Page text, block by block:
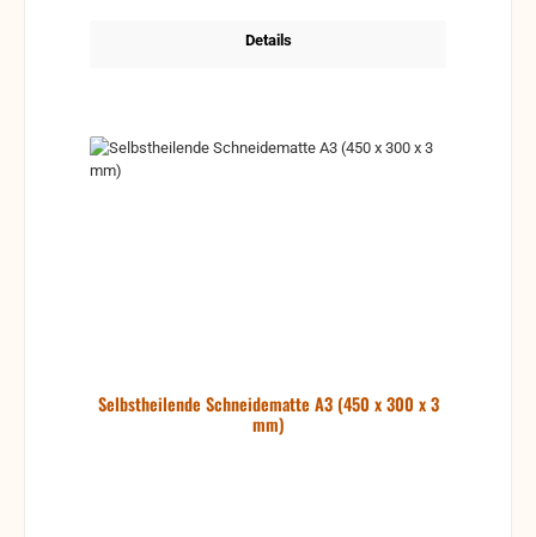
Details
Selbstheilende Schneidematte A3 (450 x 300 x 3
mm)